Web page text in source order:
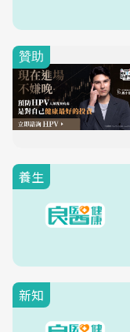
養生
新知